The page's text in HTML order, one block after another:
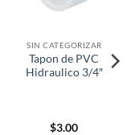
SIN CATEGORIZAR
Tapon de PVC
Hidraulico 3/4″
$3.00